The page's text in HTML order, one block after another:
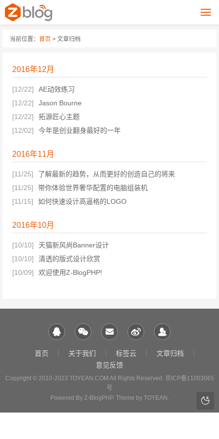
当前位置： 首页 > 文章归档
2016年12月
[12/22]
AE动效练习
[12/22]
Jason Bourne
[12/22]
拓源匠心主题
[12/02]
今年是创业翻身最好的一年
2016年11月
[11/25]
了解最新的趋势，从而更好的创造自己的将来
[11/25]
带你体验世界奢华配置的电脑组装机
[11/15]
如何快速设计高逼格的LOGO
2016年10月
[10/10]
天猫新风尚Banner设计
[10/10]
清透的版式设计欣赏
[10/09]
欢迎使用Z-BlogPHP!
首页 关于我们 标签云
文章归档
意见反馈
Copyright © 2010-2023 TOYEAN.COM All Rights Reserved. 京ICP备11003065
号
Powered By Z-BlogPHP. Theme by TOYEAN .